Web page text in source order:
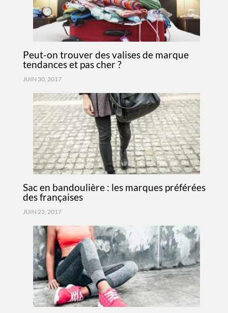
Peut-on trouver des valises de marque
tendances et pas cher ?
JUIN 30, 2017
Sac en bandoulière : les marques préférées
des françaises
JUIN 23, 2017